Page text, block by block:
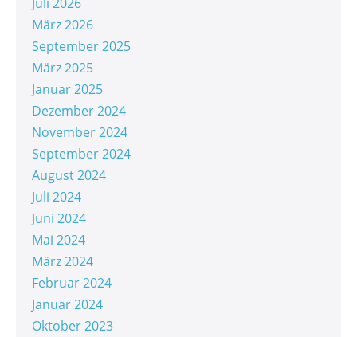
März 2026
September 2025
März 2025
Januar 2025
Dezember 2024
November 2024
September 2024
August 2024
Juli 2024
Juni 2024
Mai 2024
März 2024
Februar 2024
Januar 2024
Oktober 2023